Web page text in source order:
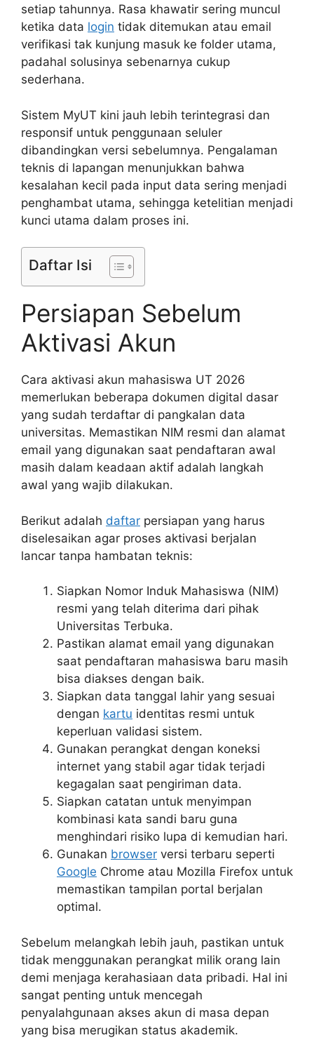
setiap tahunnya. Rasa khawatir sering muncul
ketika data login tidak ditemukan atau email
verifikasi tak kunjung masuk ke folder utama,
padahal solusinya sebenarnya cukup
sederhana.
Sistem MyUT kini jauh lebih terintegrasi dan
responsif untuk penggunaan seluler
dibandingkan versi sebelumnya. Pengalaman
teknis di lapangan menunjukkan bahwa
kesalahan kecil pada input data sering menjadi
penghambat utama, sehingga ketelitian menjadi
kunci utama dalam proses ini.
Daftar Isi
Persiapan Sebelum
Aktivasi Akun
Cara aktivasi akun mahasiswa UT 2026
memerlukan beberapa dokumen digital dasar
yang sudah terdaftar di pangkalan data
universitas. Memastikan NIM resmi dan alamat
email yang digunakan saat pendaftaran awal
masih dalam keadaan aktif adalah langkah
awal yang wajib dilakukan.
Berikut adalah daftar persiapan yang harus
diselesaikan agar proses aktivasi berjalan
lancar tanpa hambatan teknis:
Siapkan Nomor Induk Mahasiswa (NIM)
resmi yang telah diterima dari pihak
Universitas Terbuka.
Pastikan alamat email yang digunakan
saat pendaftaran mahasiswa baru masih
bisa diakses dengan baik.
Siapkan data tanggal lahir yang sesuai
dengan kartu identitas resmi untuk
keperluan validasi sistem.
Gunakan perangkat dengan koneksi
internet yang stabil agar tidak terjadi
kegagalan saat pengiriman data.
Siapkan catatan untuk menyimpan
kombinasi kata sandi baru guna
menghindari risiko lupa di kemudian hari.
Gunakan browser versi terbaru seperti
Google Chrome atau Mozilla Firefox untuk
memastikan tampilan portal berjalan
optimal.
Sebelum melangkah lebih jauh, pastikan untuk
tidak menggunakan perangkat milik orang lain
demi menjaga kerahasiaan data pribadi. Hal ini
sangat penting untuk mencegah
penyalahgunaan akses akun di masa depan
yang bisa merugikan status akademik.